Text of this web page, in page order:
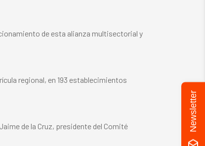
de esta alianza multisectorial y
regional, en 193 establecimientos
de la Cruz, presidente del Comité
Newsletter